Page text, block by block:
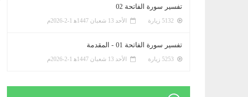
تفسير سورة الفاتحة 02
الأحد 13 شعبان 1447ﻫ 1-2-2026م
تفسير سورة الفاتحة 01 - المقدمة
الأحد 13 شعبان 1447ﻫ 1-2-2026م